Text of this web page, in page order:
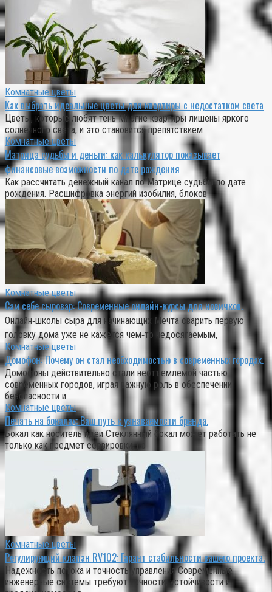
Комнатные цветы
Как выбрать идеальные цветы для квартиры с недостатком света
Цветы, которые любят тень Многие квартиры лишены яркого
солнечного света, и это становится препятствием
Комнатные цветы
Матрица судьбы и деньги: как калькулятор показывает
финансовые возможности по дате рождения
Как рассчитать денежный канал по Матрице судьбы по дате
рождения. Расшифровка энергий изобилия, блоков
Комнатные цветы
Сам себе сыровар: Современные онлайн-курсы для новичков.
Онлайн‑школы сыра для начинающих Мечта сварить первую
головку дома уже не кажется чем‑то недосягаемым,
Комнатные цветы
Домофон: Почему он стал необходимостью в современных городах.
Домофоны действительно стали неотъемлемой частью
современных городов, играя важную роль в обеспечении
безопасности и
Комнатные цветы
Печать на бокалах: Ваш путь к узнаваемости бренда.
Бокал как носитель идеи Стеклянный бокал может работать не
только как предмет сервировки, но
Комнатные цветы
Регулирующий клапан RV102: Гарант стабильности вашего проекта.
Надежность потока и точность управления Современные
инженерные системы требуют точности, устойчивости и